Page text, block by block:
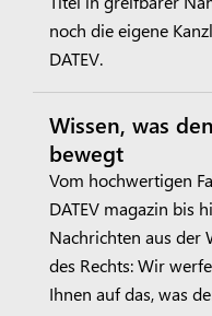
noch die eigene
DATEV.
Wissen, was
bewegt
Vom hochwertigen
DATEV magazin bis
Nachrichten aus der
des Rechts: Wir
Ihnen auf das, was